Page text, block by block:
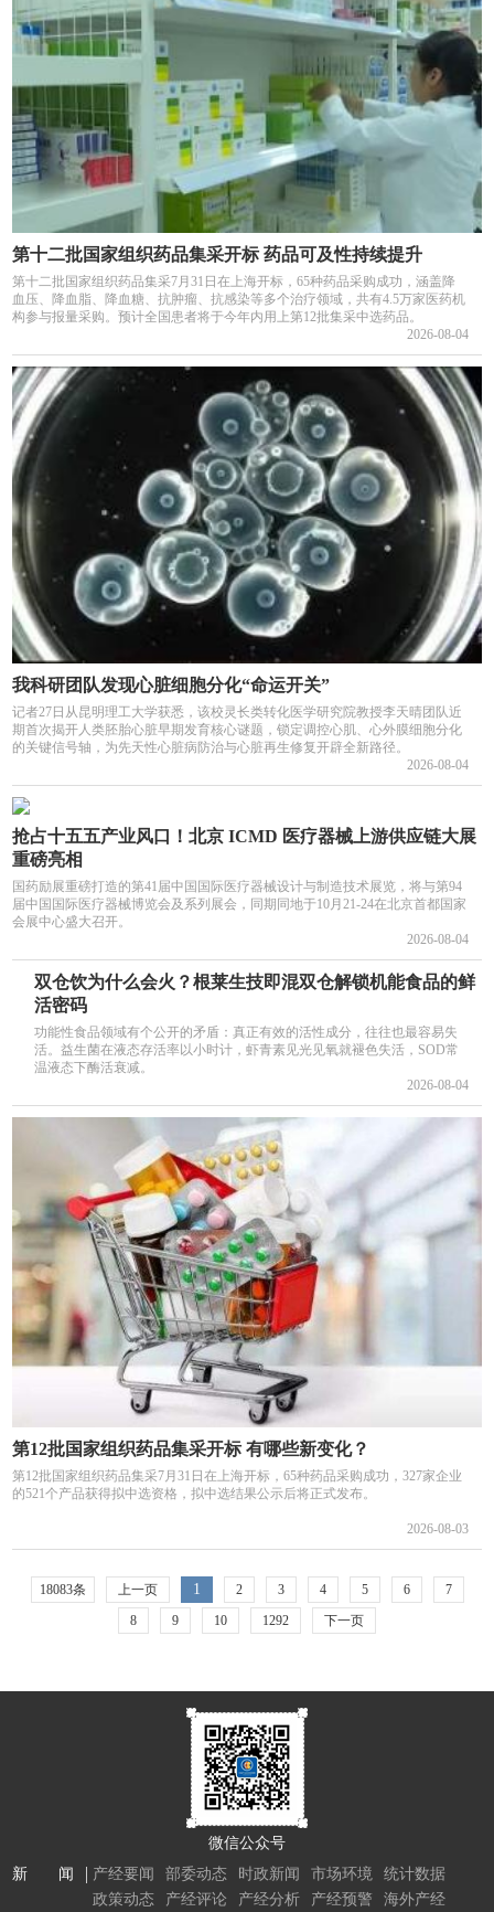
第十二批国家组织药品集采开标 药品可及性持续提升
第十二批国家组织药品集采7月31日在上海开标，65种药品采购成功，涵盖降
血压、降血脂、降血糖、抗肿瘤、抗感染等多个治疗领域，共有4.5万家医药机
构参与报量采购。预计全国患者将于今年内用上第12批集采中选药品。
2026-08-04
我科研团队发现心脏细胞分化“命运开关”
记者27日从昆明理工大学获悉，该校灵长类转化医学研究院教授李天晴团队近
期首次揭开人类胚胎心脏早期发育核心谜题，锁定调控心肌、心外膜细胞分化
的关键信号轴，为先天性心脏病防治与心脏再生修复开辟全新路径。
2026-08-04
抢占十五五产业风口！北京 ICMD 医疗器械上游供应链大展
重磅亮相
国药励展重磅打造的第41届中国国际医疗器械设计与制造技术展览，将与第94
届中国国际医疗器械博览会及系列展会，同期同地于10月21-24在北京首都国家
会展中心盛大召开。
2026-08-04
双仓饮为什么会火？根莱生技即混双仓解锁机能食品的鲜
活密码
功能性食品领域有个公开的矛盾：真正有效的活性成分，往往也最容易失
活。益生菌在液态存活率以小时计，虾青素见光见氧就褪色失活，SOD常
温液态下酶活衰减。
2026-08-04
第12批国家组织药品集采开标 有哪些新变化？
第12批国家组织药品集采7月31日在上海开标，65种药品采购成功，327家企业
的521个产品获得拟中选资格，拟中选结果公示后将正式发布。
2026-08-03
18083条 上一页 1 2 3 4 5 6
7
8
9 10 1292 下一页
微信公众号
新 闻
产经要闻 部委动态 时政新闻 市场环境
统计数据
政策动态
产经评论 产经分析 产经预警 海外产经